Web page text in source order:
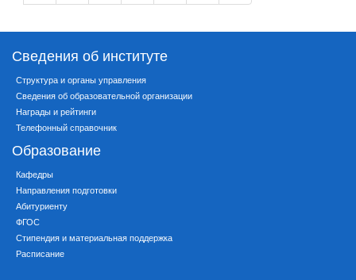
Сведения об институте
Структура и органы управления
Сведения об образовательной организации
Награды и рейтинги
Телефонный справочник
Образование
Кафедры
Направления подготовки
Абитуриенту
ФГОС
Стипендия и материальная поддержка
Расписание